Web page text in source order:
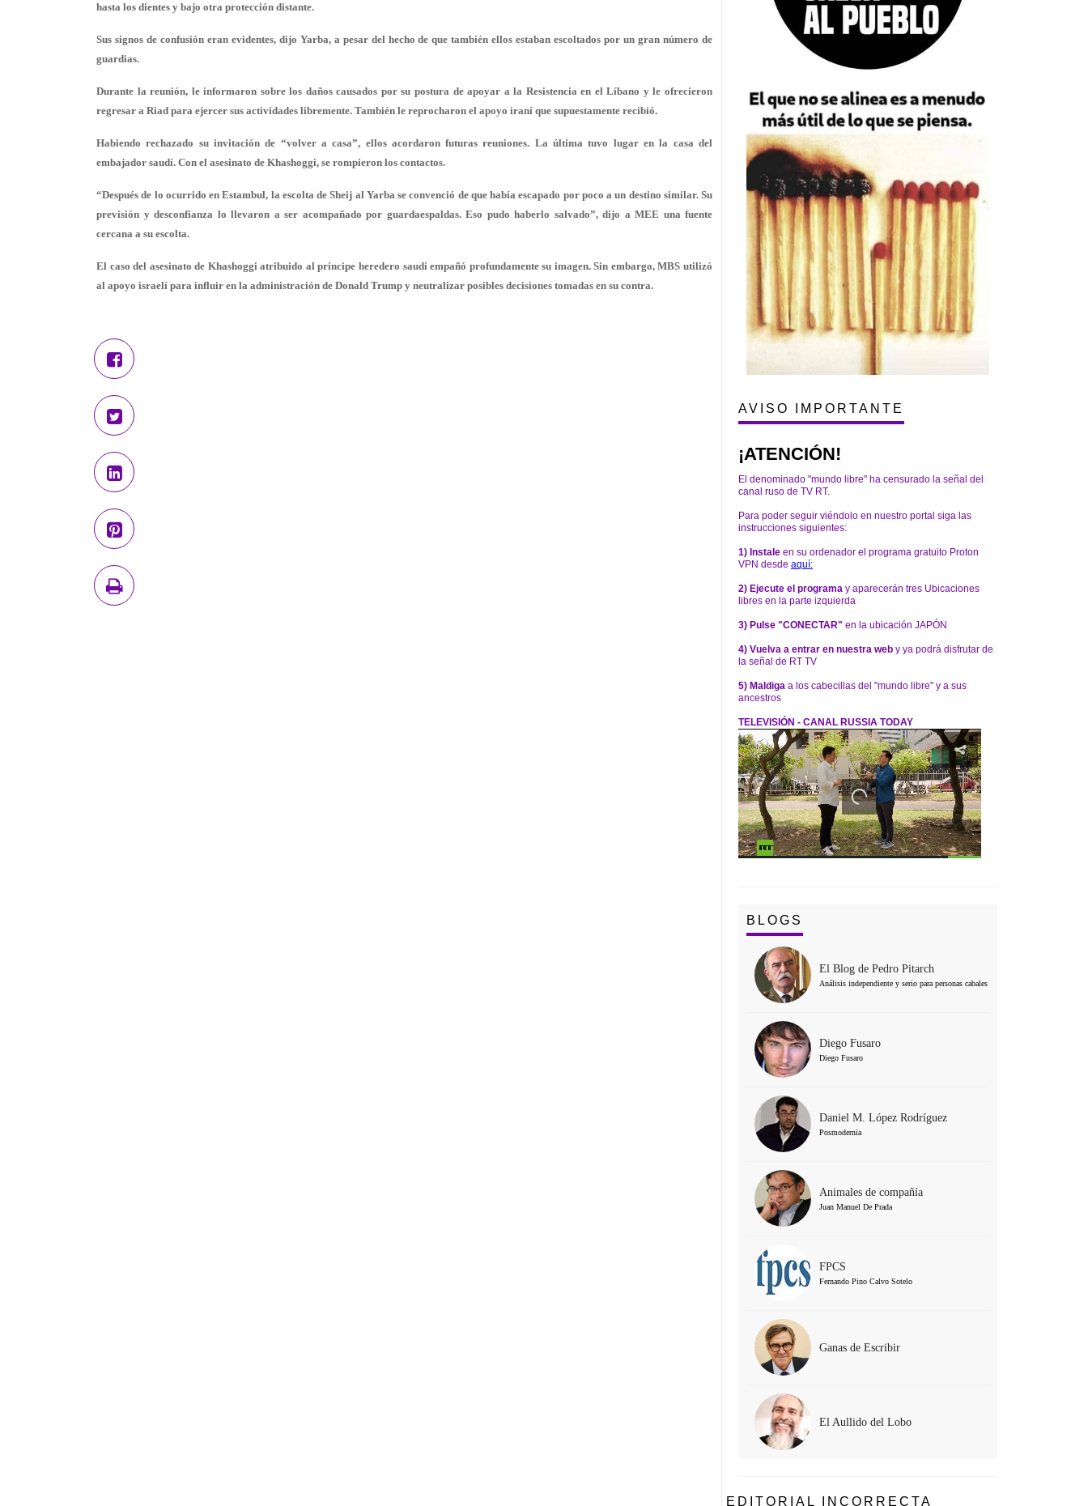
hasta los dientes y bajo otra protección distante.
Sus signos de confusión eran evidentes, dijo Yarba, a pesar del hecho de que también ellos estaban escoltados por un gran número de
guardias.
Durante la reunión, le informaron sobre los daños causados por su postura de apoyar a la Resistencia en el Líbano y le ofrecieron
regresar a Riad para ejercer sus actividades libremente. También le reprocharon el apoyo iraní que supuestamente recibió.
Habiendo rechazado su invitación de “volver a casa”, ellos acordaron futuras reuniones. La última tuvo lugar en la casa del
embajador saudí. Con el asesinato de Khashoggi, se rompieron los contactos.
“Después de lo ocurrido en Estambul, la escolta de Sheij al Yarba se convenció de que había escapado por poco a un destino similar. Su
previsión y desconfianza lo llevaron a ser acompañado por guardaespaldas. Eso pudo haberlo salvado”, dijo a MEE una fuente
cercana a su escolta.
El caso del asesinato de Khashoggi atribuido al príncipe heredero saudí empañó profundamente su imagen. Sin embargo, MBS utilizó
al apoyo israelí para influir en la administración de Donald Trump y neutralizar posibles decisiones tomadas en su contra.
AVISO IMPORTANTE
¡ATENCIÓN!
El denominado "mundo libre" ha censurado la señal del
canal ruso de TV RT.
Para poder seguir viéndolo en nuestro portal siga las
instrucciones siguientes:
1) Instale en su ordenador el programa gratuito Proton
VPN desde aquí:
2) Ejecute el programa y aparecerán tres Ubicaciones
libres en la parte izquierda
3) Pulse "CONECTAR" en la ubicación JAPÓN
4) Vuelva a entrar en nuestra web y ya podrá disfrutar de
la señal de RT TV
5) Maldiga a los cabecillas del "mundo libre" y a sus
ancestros
TELEVISIÓN - CANAL RUSSIA TODAY
BLOGS
El Blog de Pedro Pitarch
Análisis independiente y serio para personas cabales
Diego Fusaro
Diego Fusaro
Daniel M. López Rodríguez
Posmodernia
Animales de compañía
Juan Manuel De Prada
FPCS
Fernando Pino Calvo Sotelo
Ganas de Escribir
El Aullido del Lobo
EDITORIAL INCORRECTA